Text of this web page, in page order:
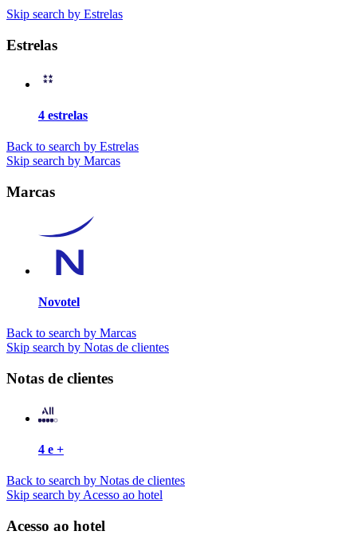
Skip search by Estrelas
Estrelas
4 estrelas
Back to search by Estrelas
Skip search by Marcas
Marcas
Novotel
Back to search by Marcas
Skip search by Notas de clientes
Notas de clientes
4 e +
Back to search by Notas de clientes
Skip search by Acesso ao hotel
Acesso ao hotel